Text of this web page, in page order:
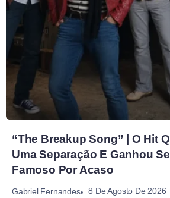
“The Breakup Song” | O Hit
Uma Separação E Ganhou
Famoso Por Acaso
Gabriel Fernandes 8 De Agosto De 2026